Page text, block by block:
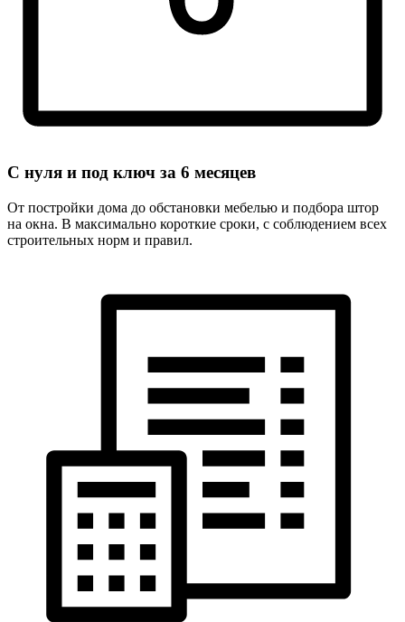
С нуля и под ключ за 6 месяцев
От постройки дома до обстановки мебелью и подбора штор
на окна. В максимально короткие сроки, с соблюдением всех
строительных норм и правил.